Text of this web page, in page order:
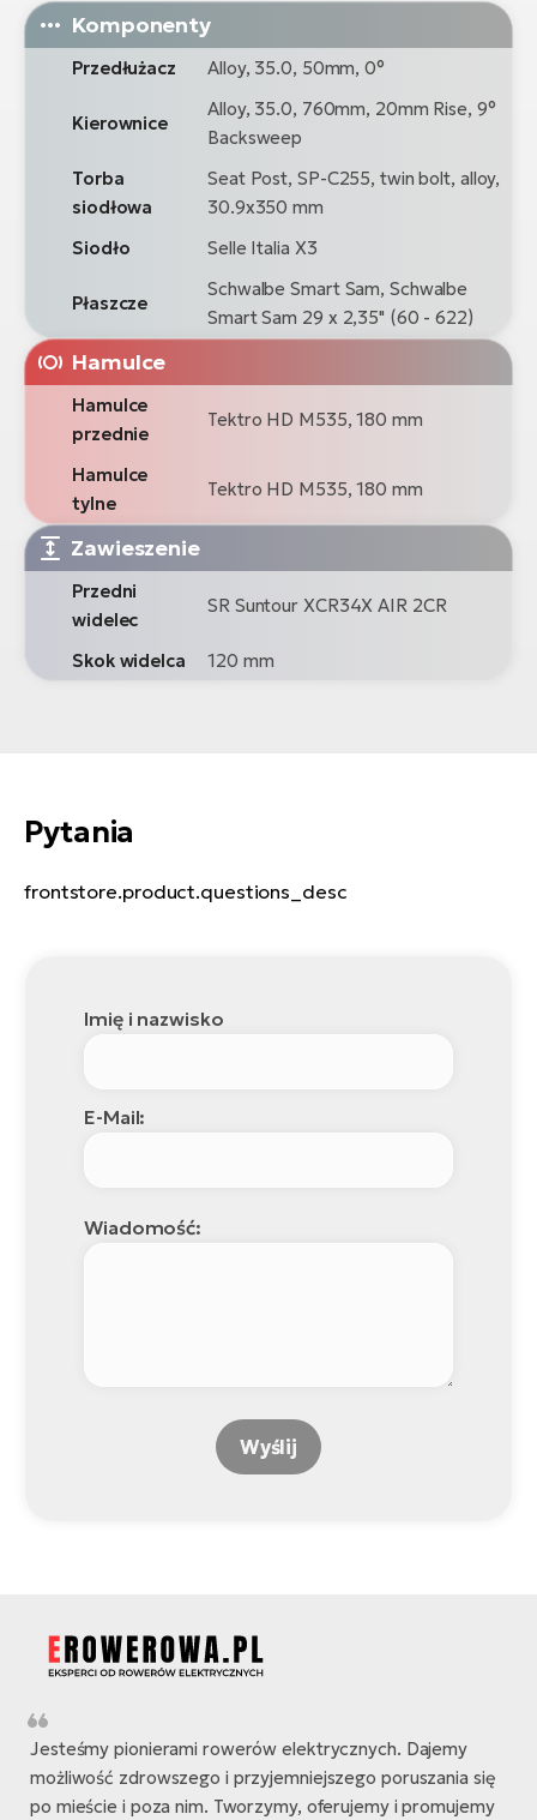
Komponenty
Przedłużacz Alloy, 35.0, 50mm, 0°
Kierownice
Alloy, 35.0, 760mm, 20mm Rise, 9°
Backsweep
Torba
siodłowa
Seat Post, SP-C255, twin bolt, alloy,
30.9x350 mm
Siodło
Selle Italia X3
Płaszcze
Schwalbe Smart Sam, Schwalbe
Smart Sam 29 x 2,35" (60 - 622)
Hamulce
Hamulce
przednie
Tektro HD M535, 180 mm
Hamulce
tylne
Tektro HD M535, 180 mm
Zawieszenie
Przedni
widelec
SR Suntour XCR34X AIR 2CR
Skok widelca 120 mm
Pytania
frontstore.product.questions_desc
Imię i nazwisko
E-Mail:
Wiadomość:
Wyślij
Jesteśmy pionierami rowerów elektrycznych. Dajemy
możliwość zdrowszego i przyjemniejszego poruszania się
po mieście i poza nim. Tworzymy, oferujemy i promujemy